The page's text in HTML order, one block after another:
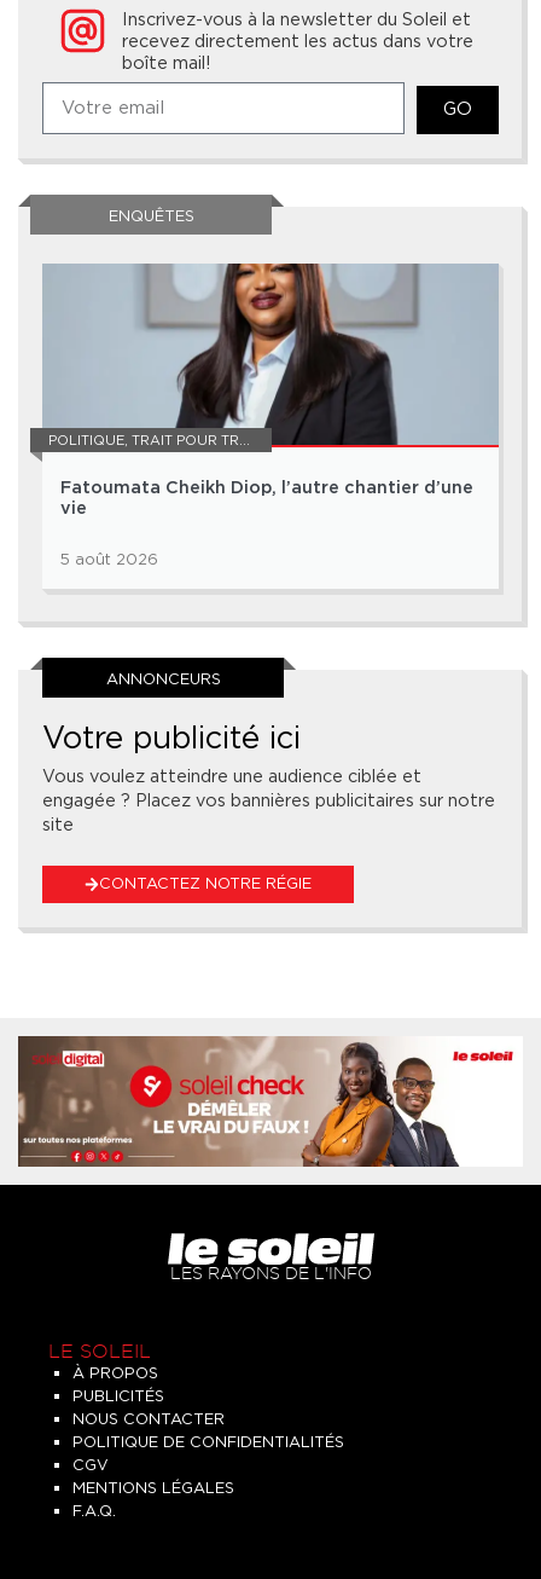
Inscrivez-vous à la newsletter du Soleil et
recevez directement les actus dans votre
boîte mail!
GO
ENQUÊTES
POLITIQUE TRAIT POUR TRAIT
Fatoumata Cheikh Diop, l’autre chantier d’une
vie
5 août 2026
ANNONCEURS
Votre publicité ici
Vous voulez atteindre une audience ciblée et
engagée ? Placez vos bannières publicitaires sur notre
site
CONTACTEZ NOTRE RÉGIE
LES RAYONS DE L'INFO
LE SOLEIL
À PROPOS
PUBLICITÉS
NOUS CONTACTER
POLITIQUE DE CONFIDENTIALITÉS
CGV
MENTIONS LÉGALES
F.A.Q.